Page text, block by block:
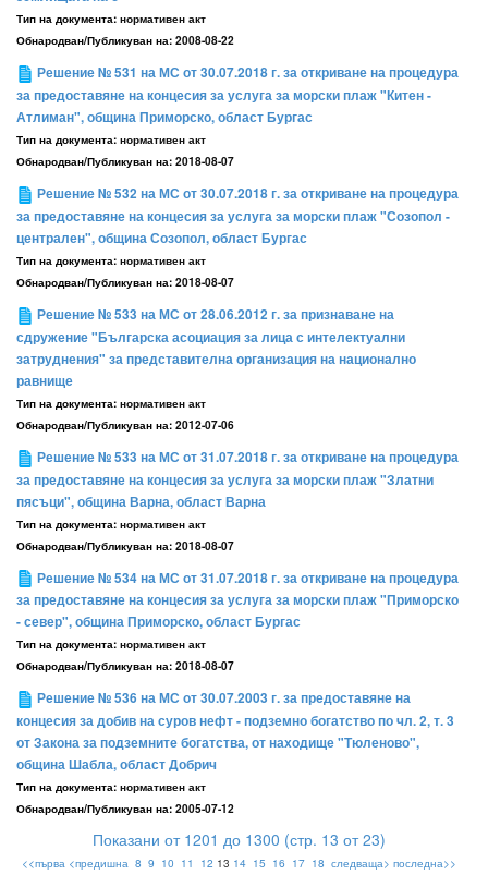
Тип на документа: нормативен акт
Обнародван/Публикуван на: 2008-08-22
Решение № 531 на МС от 30.07.2018 г. за откриване на процедура
за предоставяне на концесия за услуга за морски плаж "Китен -
Атлиман", община Приморско, област Бургас
Тип на документа: нормативен акт
Обнародван/Публикуван на: 2018-08-07
Решение № 532 на МС от 30.07.2018 г. за откриване на процедура
за предоставяне на концесия за услуга за морски плаж "Созопол -
централен", община Созопол, област Бургас
Тип на документа: нормативен акт
Обнародван/Публикуван на: 2018-08-07
Решение № 533 на МС от 28.06.2012 г. за признаване на
сдружение "Българска асоциация за лица с интелектуални
затруднения" за представителна организация на национално
равнище
Тип на документа: нормативен акт
Обнародван/Публикуван на: 2012-07-06
Решение № 533 на МС от 31.07.2018 г. за откриване на процедура
за предоставяне на концесия за услуга за морски плаж "Златни
пясъци", община Варна, област Варна
Тип на документа: нормативен акт
Обнародван/Публикуван на: 2018-08-07
Решение № 534 на МС от 31.07.2018 г. за откриване на процедура
за предоставяне на концесия за услуга за морски плаж "Приморско
- север", община Приморско, област Бургас
Тип на документа: нормативен акт
Обнародван/Публикуван на: 2018-08-07
Решение № 536 на МС от 30.07.2003 г. за предоставяне на
концесия за добив на суров нефт - подземно богатство по чл. 2, т. 3
от Закона за подземните богатства, от находище "Тюленово",
община Шабла, област Добрич
Тип на документа: нормативен акт
Обнародван/Публикуван на: 2005-07-12
Показани от 1201 до 1300 (стр. 13 от 23)
<<първа <предишна 8 9 10 11 12 13 14 15 16 17 18 следваща> последна>>